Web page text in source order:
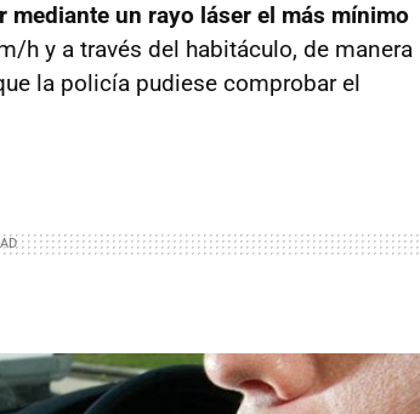
mediante un rayo láser el más mínimo
h y a través del habitáculo, de manera
la policía pudiese comprobar el